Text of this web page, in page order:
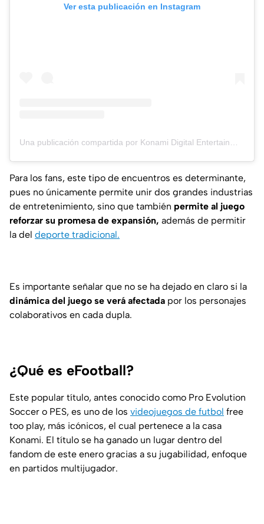
Ver esta publicación en Instagram
Para los fans, este tipo de encuentros es determinante,
pues no únicamente permite unir dos grandes industrias
de entretenimiento, sino que también permite al juego
reforzar su promesa de expansión, además de permitir
la del deporte tradicional.
Es importante señalar que no se ha dejado en claro si la
dinámica del juego se verá afectada por los personajes
colaborativos en cada dupla.
¿Qué es eFootball?
Este popular título, antes conocido como Pro Evolution
Soccer o PES, es uno de los videojuegos de futbol free
too play, más icónicos, el cual pertenece a la casa
Konami. El título se ha ganado un lugar dentro del
fandom de este enero gracias a su jugabilidad, enfoque
en partidos multijugador.